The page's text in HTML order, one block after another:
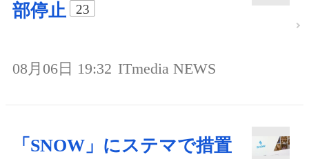
部停止
23
08月06日 19:32 ITmedia NEWS
「SNOW」にステマで措置